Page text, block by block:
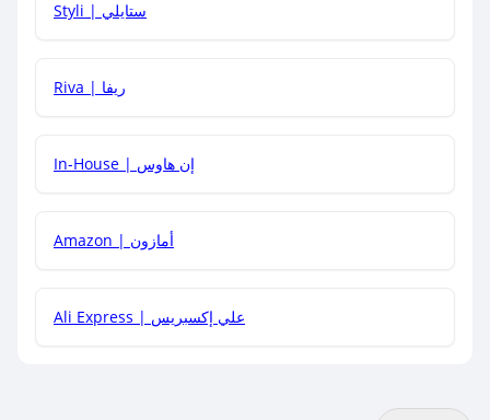
هل يمكنني جمع كود خصم مع العروض الأخرى؟
Styli | ستايلي
Riva | ريفا
In-House | إن هاوس
Amazon | أمازون
Ali Express | علي إكسبريس